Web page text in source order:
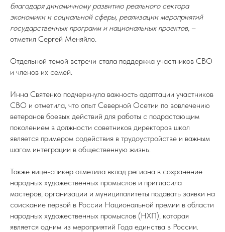
благодаря динамичному развитию реального сектора
экономики и социальной сферы, реализации мероприятий
государственных программ и национальных проектов, –
отметил Сергей Меняйло.
Отдельной темой встречи стала поддержка участников СВО
и членов их семей.
Инна Святенко подчеркнула важность адаптации участников
СВО и отметила, что опыт Северной Осетии по вовлечению
ветеранов боевых действий для работы с подрастающим
поколением в должности советников директоров школ
является примером содействия в трудоустройстве и важным
шагом интеграции в общественную жизнь.
Также вице-спикер отметила вклад региона в сохранение
народных художественных промыслов и пригласила
мастеров, организации и муниципалитеты подавать заявки на
соискание первой в России Национальной премии в области
народных художественных промыслов (НХП), которая
является одним из мероприятий Года единства в России.